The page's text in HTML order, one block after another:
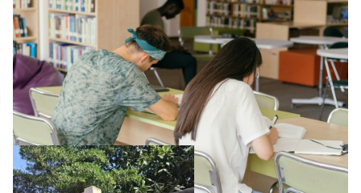
promesse républicaine
11 juillet 2026-
Le projet de loi sur la régulation de l’enseignement
supérieur privé met en lumière l’amplification d’un système
qui relègue l’acte pédagogique au superfétatoire, voire à…
Lire la suite →